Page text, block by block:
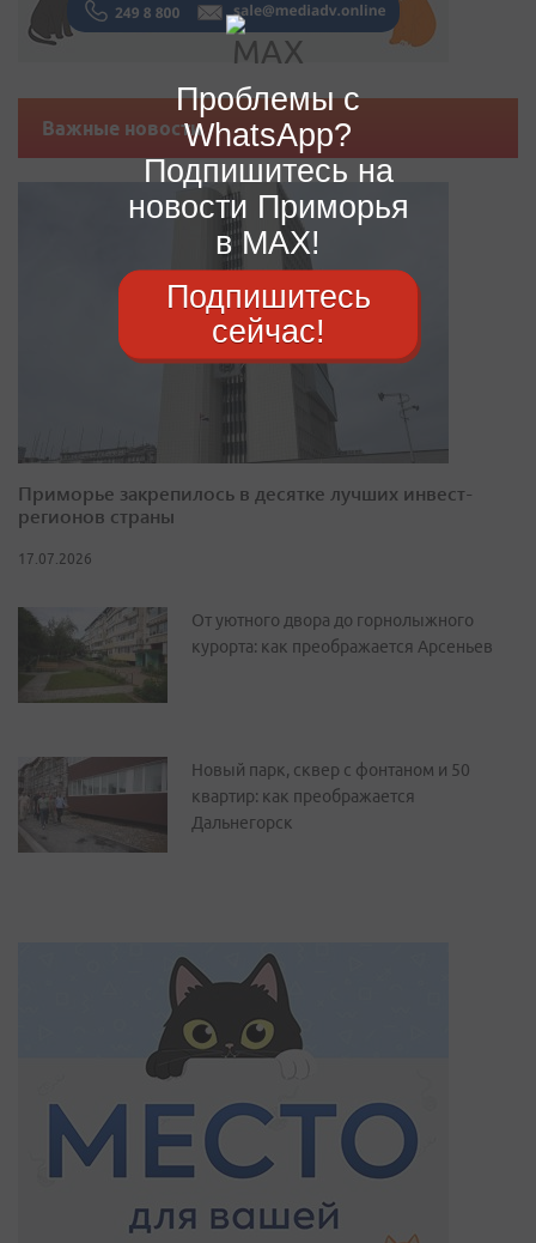
Важные новости
Приморье закрепилось в десятке лучших инвест-
регионов страны
17.07.2026
От уютного двора до горнолыжного
курорта: как преображается Арсеньев
Новый парк, сквер с фонтаном и 50
квартир: как преображается
Дальнегорск
Проблемы с
WhatsApp?
Подпишитесь на
новости Приморья
в MAX!
Подпишитесь
сейчас!